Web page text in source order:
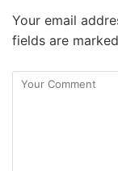
Your email
fields are marked